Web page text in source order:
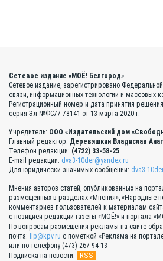
Сетевое издание «МОЁ! Белгород»
Сетевое издание, зарегистрировано
связи, информационных технологий и массовых
Регистрационный номер и дата принятия
серия Эл №ФС77-78141 от 13 марта 2020 г.
Учредитель: ООО «Издательский дом
Главный редактор: Деревяшкин Владислав
Телефон редакции: (4722) 33-58-25
E-mail редакции: dva3-10der@yandex.ru
Для юридически значимых сообщений: dva3-
Мнения авторов статей, опубликованных на
размещённых в разделах «Мнения», «Народные
комментариев пользователей к материалам
с позицией редакции газеты «МОЁ!» и портала
По вопросам размещения рекламы на сайте
почта: lip@kpv.ru с пометкой «Реклама на
или по телефону (473) 267-94-13
Подписка на новости:
RSS